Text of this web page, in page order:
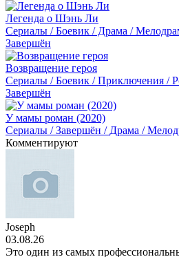
Легенда о Шэнь Ли
Сериалы / Боевик / Драма /
Завершён
Возвращение героя
Сериалы / Боевик / Приключения /
Завершён
У мамы роман (2020)
Сериалы / Завершён / Драма /
Комментируют
Joseph
03.08.26
Это один из самых